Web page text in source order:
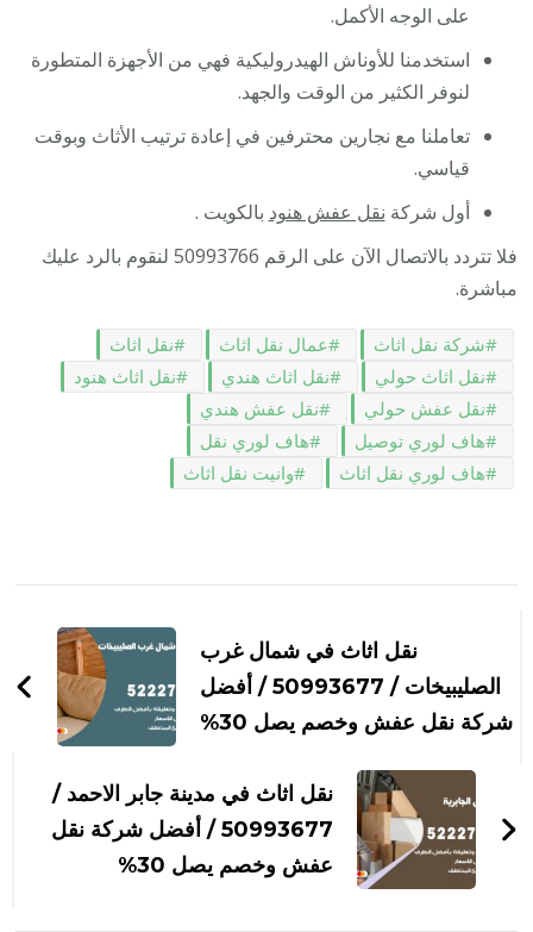
على الوجه الأكمل.
استخدمنا للأوناش الهيدروليكية فهي من الأجهزة المتطورة
لنوفر الكثير من الوقت والجهد.
تعاملنا مع نجارين محترفين في إعادة ترتيب الأثاث وبوقت
قياسي.
أول شركة نقل عفش هنود بالكويت .
فلا تتردد بالاتصال الآن على الرقم 50993766 لنقوم بالرد عليك
مباشرة.
شركة نقل اثاث عمال نقل اثاث
نقل اثاث
نقل اثاث حولي
نقل اثاث هندي
نقل اثاث هنود
نقل عفش حولي
نقل عفش هندي
هاف لوري توصيل
هاف لوري نقل
هاف لوري نقل اثاث
وانيت نقل اثاث
التدوينات
نقل اثاث في شمال غرب
الصليبيخات / 50993677 / أفضل
شركة نقل عفش وخصم يصل 30%
نقل اثاث في مدينة جابر الاحمد /
50993677 / أفضل شركة نقل
عفش وخصم يصل 30%